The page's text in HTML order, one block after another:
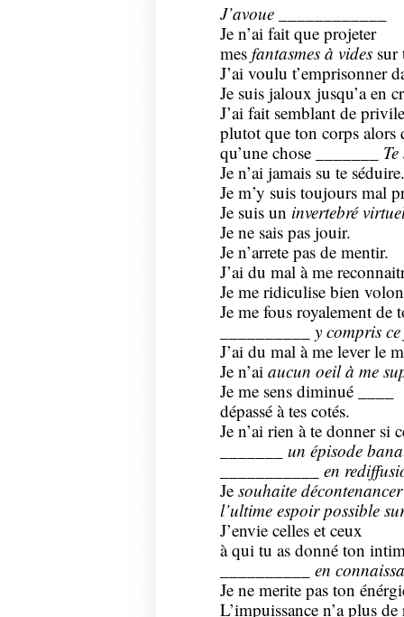
J’avoue____________
Je n’ai fait que projeter
mes fantasmes à videssur
J’ai voulu t’emprisonner
Je suis jaloux jusqu’a en
J’ai fait semblant de
plutot que ton corps alors
qu’une chose _______
Je n’ai jamais su te séduire.
Je m’y suis toujours mal
Je suis un invertebré
Je ne sais pas jouir.
Je n’arrete pas de mentir.
J’ai du mal à me
Je me ridiculise bien
Je me fous royalement de
y compris
J’ai du mal à me lever le
Je n’ai aucun oeil à me
Je me sens diminué ____
dépassé à tes cotés.
Je n’ai rien à te donner si
un épisode
___________ en
Je souhaite
l’ultime espoir possible
J’envie celles et ceux
à qui tu as donné ton
en
Je ne merite pas ton
L’impuissance n’a plus